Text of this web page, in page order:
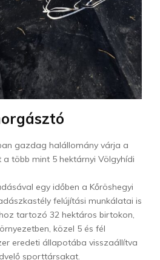
gazdag halállomány várja a
több mint 5 hektárnyi Völgyhídi
egy időben a Kőröshegyi
felújítási munkálatai is
tartozó 32 hektáros birtokon,
közel 5 és fél
eredeti állapotába visszaállítva
sporttársakat.